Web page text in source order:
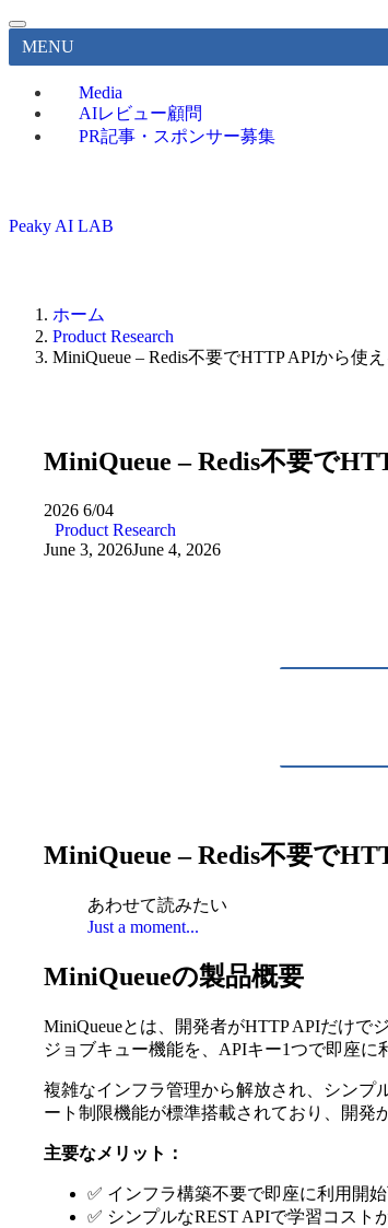
MENU
Media
AIレビュー顧問
PR記事・スポンサー募集
Peaky AI LAB
ホーム
Product Research
MiniQueue – Redis不要でHTTP APIから使
MiniQueue – Redis不要で
2026 6/04
Product Research
June 3, 2026June 4, 2026
MiniQueue – Redis不要で
あわせて読みたい
Just a moment...
MiniQueueの製品概要
MiniQueueとは、開発者がHTTP APIだけで
ジョブキュー機能を、APIキー1つで即座に
複雑なインフラ管理から解放され、シンプ
ート制限機能が標準搭載されており、開発
主要なメリット：
✅ インフラ構築不要で即座に利用開
✅ シンプルなREST APIで学習コスト